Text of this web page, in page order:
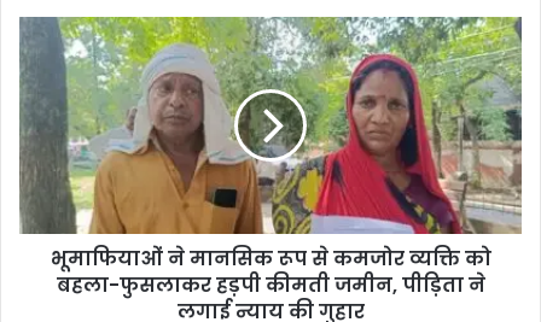
भूमाफियाओं ने मानसिक रूप से कमजोर व्यक्ति को
बहला-फुसलाकर हड़पी कीमती जमीन, पीड़िता ने
लगाई न्याय की गुहार